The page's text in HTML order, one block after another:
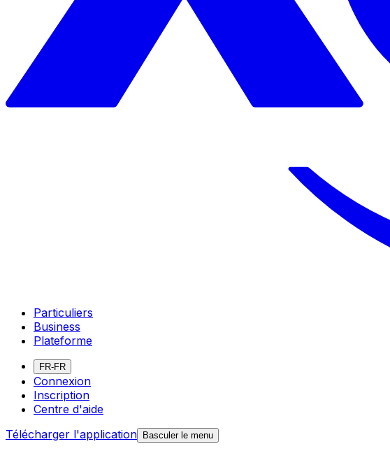
Particuliers
Business
Plateforme
FR-FR
Connexion
Inscription
Centre d'aide
Télécharger l'application Basculer le menu